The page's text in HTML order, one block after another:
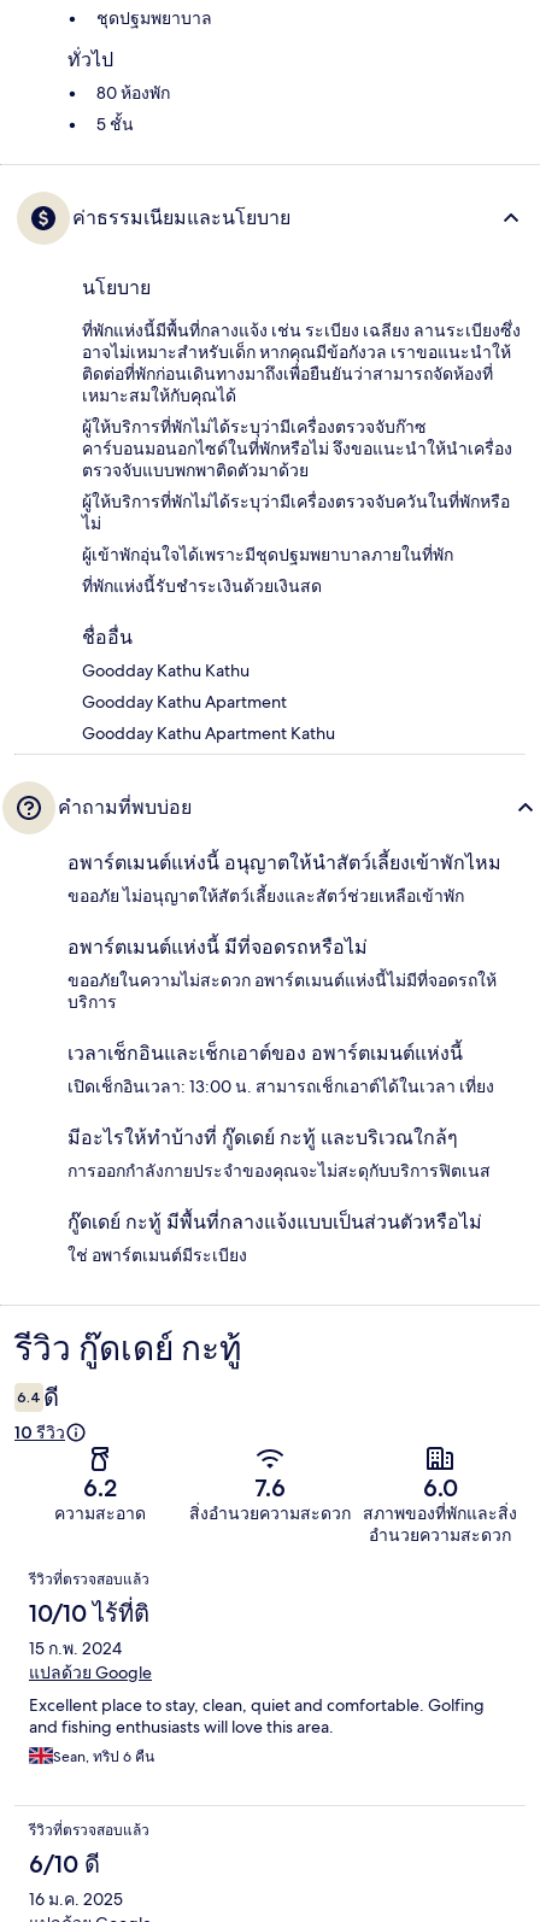
ชุดปฐมพยาบาล
ทั่วไป
80 ห้องพัก
5 ชั้น
ค่าธรรมเนียมและนโยบาย
นโยบาย
ที่พักแห่งนี้มีพื้นที่กลางแจ้ง เช่น ระเบียง เฉลียง ลานระเบียงซึ่ง
อาจไม่เหมาะสำหรับเด็ก หากคุณมีข้อกังวล เราขอแนะนำให้
ติดต่อที่พักก่อนเดินทางมาถึงเพื่อยืนยันว่าสามารถจัดห้องที่
เหมาะสมให้กับคุณได้
ผู้ให้บริการที่พักไม่ได้ระบุว่ามีเครื่องตรวจจับก๊าซ
คาร์บอนมอนอกไซด์ในที่พักหรือไม่ จึงขอแนะนำให้นำเครื่อง
ตรวจจับแบบพกพาติดตัวมาด้วย
ผู้ให้บริการที่พักไม่ได้ระบุว่ามีเครื่องตรวจจับควันในที่พักหรือ
ไม่
ผู้เข้าพักอุ่นใจได้เพราะมีชุดปฐมพยาบาลภายในที่พัก
ที่พักแห่งนี้รับชำระเงินด้วยเงินสด
ชื่ออื่น
Goodday Kathu Kathu
Goodday Kathu Apartment
Goodday Kathu Apartment Kathu
คำถามที่พบบ่อย
อพาร์ตเมนต์แห่งนี้ อนุญาตให้นำสัตว์เลี้ยงเข้าพักไหม
ขออภัย ไม่อนุญาตให้สัตว์เลี้ยงและสัตว์ช่วยเหลือเข้าพัก
อพาร์ตเมนต์แห่งนี้ มีที่จอดรถหรือไม่
ขออภัยในความไม่สะดวก อพาร์ตเมนต์แห่งนี้ไม่มีที่จอดรถให้
บริการ
เวลาเช็กอินและเช็กเอาต์ของ อพาร์ตเมนต์แห่งนี้
เปิดเช็กอินเวลา: 13:00 น. สามารถเช็กเอาต์ได้ในเวลา เที่ยง
มีอะไรให้ทำบ้างที่ กู๊ดเดย์ กะทู้ และบริเวณใกล้ๆ
การออกกำลังกายประจำของคุณจะไม่สะดุกับบริการฟิตเนส
กู๊ดเดย์ กะทู้ มีพื้นที่กลางแจ้งแบบเป็นส่วนตัวหรือไม่
ใช่ อพาร์ตเมนต์มีระเบียง
รีวิว
รีวิว กู๊ดเดย์ กะทู้
6.4 ดี
10 รีวิว
6.2
ความสะอาด
7.6
สิ่งอำนวยความสะดวก
6.0
สภาพของที่พักและสิ่ง
อำนวยความสะดวก
รีวิว
รีวิวที่ตรวจสอบแล้ว
10/10 ไร้ที่ติ
15 ก.พ. 2024
แปลด้วย Google
Excellent place to stay, clean, quiet and comfortable. Golfing
and fishing enthusiasts will love this area.
Sean, ทริป 6 คืน
รีวิวที่ตรวจสอบแล้ว
6/10 ดี
16 ม.ค. 2025